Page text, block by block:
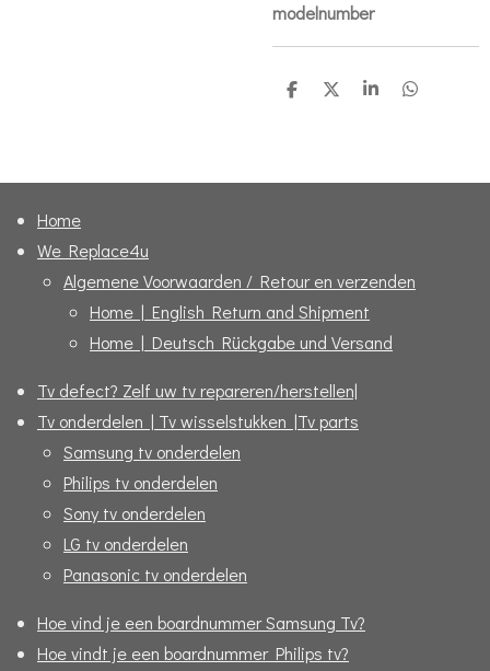
modelnumber
D
D
S
D
Home
We Replace4u
Algemene Voorwaarden / Retour en verzenden
Home | English Return and Shipment
Home | Deutsch Rückgabe und Versand
Tv defect? Zelf uw tv repareren/herstellen|
Tv onderdelen | Tv wisselstukken |Tv parts
Samsung tv onderdelen
Philips tv onderdelen
Sony tv onderdelen
LG tv onderdelen
Panasonic tv onderdelen
Hoe vind je een boardnummer Samsung Tv?
Hoe vindt je een boardnummer Philips tv?